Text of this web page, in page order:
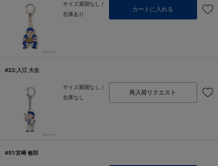
サイズ展開なし /
在庫あり
カートに入れる
#22:入江 大生
サイズ展開なし /
在庫なし
再入荷リクエスト
#51:宮﨑 敏郎